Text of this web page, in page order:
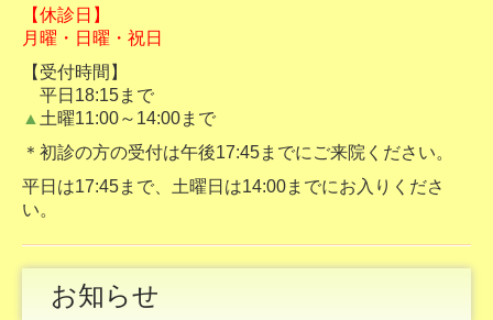
【休診日】
月曜・日曜・祝日
【受付時間】
平日18:15まで
▲土曜11:00～14:00まで
＊初診の方の受付は午後17:45までにご来院ください。
平日は17:45まで、土曜日は14:00までにお入りくださ
い。
お知らせ